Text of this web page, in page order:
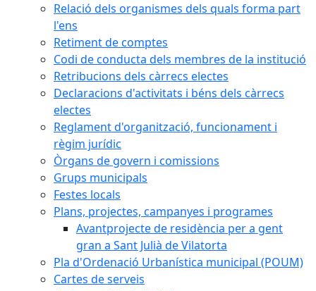
Relació dels organismes dels quals forma part
l'ens
Retiment de comptes
Codi de conducta dels membres de la institució
Retribucions dels càrrecs electes
Declaracions d'activitats i béns dels càrrecs
electes
Reglament d'organització, funcionament i
règim jurídic
Òrgans de govern i comissions
Grups municipals
Festes locals
Plans, projectes, campanyes i programes
Avantprojecte de residència per a gent
gran a Sant Julià de Vilatorta
Pla d'Ordenació Urbanística municipal (POUM)
Cartes de serveis